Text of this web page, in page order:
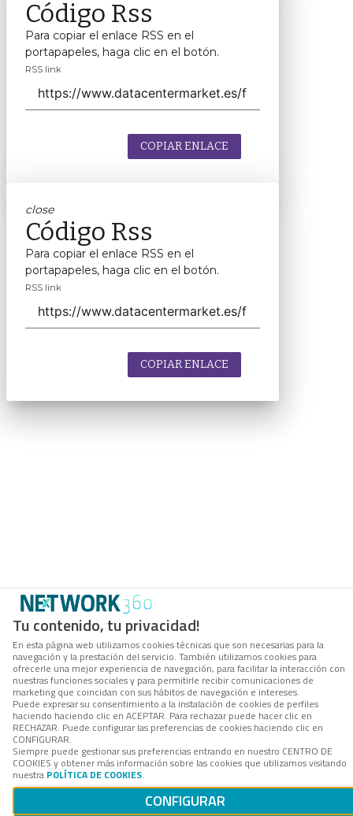
Tu contenido, tu privacidad!
En esta página web utilizamos cookies técnicas que son necesarias para la
navegación y la prestación del servicio. También utilizamos cookies para
ofrecerle una mejor experiencia de navegación, para facilitar la interacción con
nuestras funciones sociales y para permitirle recibir comunicaciones de
marketing que coincidan con sus hábitos de navegación e intereses.
Puede expresar su consentimiento a la instalación de cookies de perfiles
haciendo haciendo clic en ACEPTAR. Para rechazar puede hacer clic en
RECHAZAR. Puede configurar las preferencias de cookies haciendo clic en
CONFIGURAR.
Siempre puede gestionar sus preferencias entrando en nuestro CENTRO DE
COOKIES y obtener más información sobre las cookies que utilizamos visitando
nuestra POLÍTICA DE COOKIES.
CONFIGURAR
Código Rss
Para copiar el enlace RSS en el
portapapeles, haga clic en el botón.
RSS link
COPIAR ENLACE
close
Código Rss
Para copiar el enlace RSS en el
portapapeles, haga clic en el botón.
RSS link
COPIAR ENLACE